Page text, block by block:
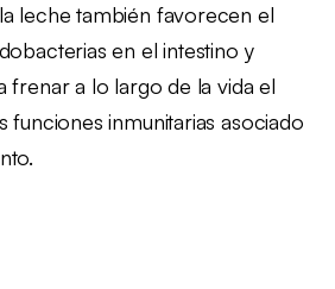
leche también favorecen el
en el intestino y
frenar a lo largo de la vida el
funciones inmunitarias asociado